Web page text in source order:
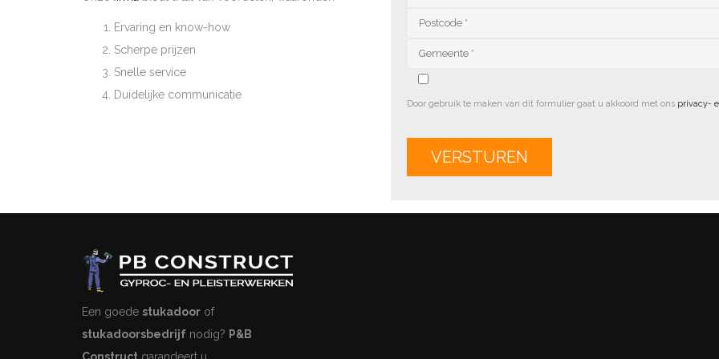
Ervaring en know-how
Scherpe prijzen
Snelle service
Duidelijke communicatie
Door gebruik te maken van dit formulier gaat u akkoord met ons privacy-
Een goede stukadoor of
stukadoorsbedrijf nodig? P&B
Construct garandeert u